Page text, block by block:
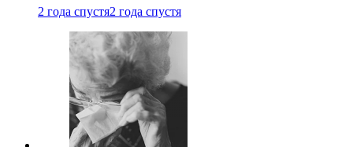
2 года спустя2 года спустя